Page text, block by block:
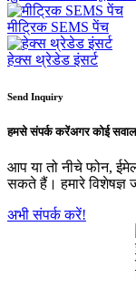
मीट्रिक SEMS पेंच
हेक्स थ्रेडेड इंसर्ट
Send Inquiry
हमसे संपर्क करेंअगर कोई
आप या तो नीचे फोन,
सकते हैं। हमारे विशेषज्ञ
अभी संपर्क करें!